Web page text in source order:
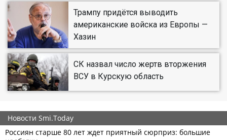
Трампу придётся выводить
американские войска из Европы —
Хазин
СК назвал число жертв вторжения
ВСУ в Курскую область